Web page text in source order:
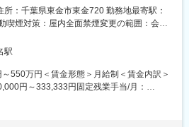
し、成長領域での事業機会を獲得するとと
業価値の向上に取り組んでおります。さら
とで、収益力の向上を図るとともに、将来
に挑戦します。
徴／／
を進めています。社員自らエンジニアの中
、お悩み相談を受けコンサルティングやア
案件の内容に応じて、税理士にお繋ぎし顧
いきます。
チェック
所：千葉県東金市東金720 勤務地最寄駅：
喫煙対策：屋内全面禁煙変更の範囲：会社
駅
550万円＜賃金形態＞月給制＜賃金内訳＞
円～333,333円固定残業手当/月：